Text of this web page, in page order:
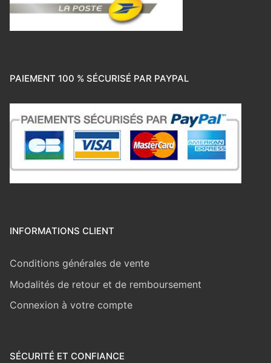
PAIEMENT 100 % SÉCURISÉ PAR PAYPAL
INFORMATIONS CLIENT
Conditions générales de vente
Modalités de retour et de remboursement
Connexion à votre compte
SÉCURITÉ ET CONFIANCE